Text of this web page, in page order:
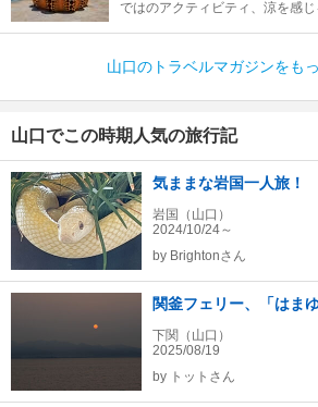
ではのアクティビティ、涼を感
山口のトラベルマガジンをも
山口でこの時期人気の旅行記
気ままな岩国一人旅！
岩国（山口）
2024/10/24～
by Brightonさん
関釜フェリー、「はま
下関（山口）
2025/08/19
by トットさん